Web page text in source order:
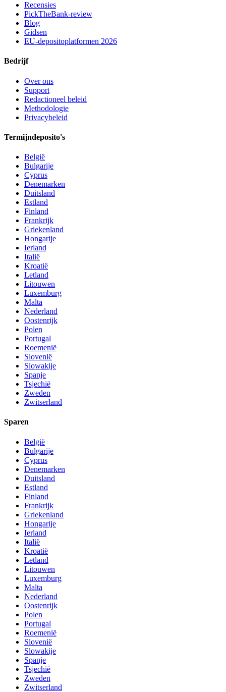
Recensies
PickTheBank-review
Blog
Gidsen
EU-depositoplatformen 2026
Bedrijf
Over ons
Support
Redactioneel beleid
Methodologie
Privacybeleid
Termijndeposito's
België
Bulgarije
Cyprus
Denemarken
Duitsland
Estland
Finland
Frankrijk
Griekenland
Hongarije
Ierland
Italië
Kroatië
Letland
Litouwen
Luxemburg
Malta
Nederland
Oostenrijk
Polen
Portugal
Roemenië
Slovenië
Slowakije
Spanje
Tsjechië
Zweden
Zwitserland
Sparen
België
Bulgarije
Cyprus
Denemarken
Duitsland
Estland
Finland
Frankrijk
Griekenland
Hongarije
Ierland
Italië
Kroatië
Letland
Litouwen
Luxemburg
Malta
Nederland
Oostenrijk
Polen
Portugal
Roemenië
Slovenië
Slowakije
Spanje
Tsjechië
Zweden
Zwitserland